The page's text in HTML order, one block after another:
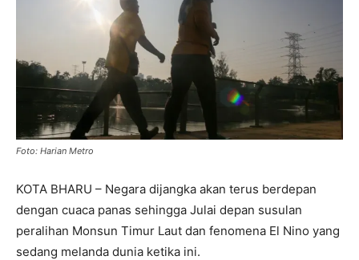
Foto: Harian Metro
KOTA BHARU – Negara dijangka akan terus berdepan
dengan cuaca panas sehingga Julai depan susulan
peralihan Monsun Timur Laut dan fenomena El Nino yang
sedang melanda dunia ketika ini.